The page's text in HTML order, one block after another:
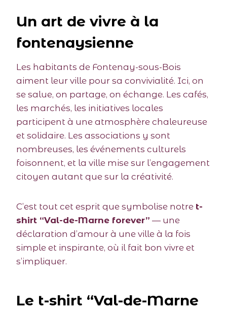
Un art de vivre à la
fontenaysienne
Les habitants de Fontenay-sous-Bois
aiment leur ville pour sa convivialité. Ici, on
se salue, on partage, on échange. Les cafés,
les marchés, les initiatives locales
participent à une atmosphère chaleureuse
et solidaire. Les associations y sont
nombreuses, les événements culturels
foisonnent, et la ville mise sur l’engagement
citoyen autant que sur la créativité.
C’est tout cet esprit que symbolise notre t-
shirt “Val-de-Marne forever” — une
déclaration d’amour à une ville à la fois
simple et inspirante, où il fait bon vivre et
s’impliquer.
Le t-shirt “Val-de-Marne